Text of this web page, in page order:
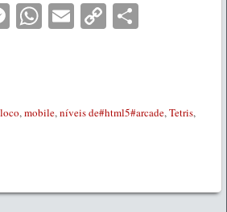
Messenger
WhatsApp
EmailCopy
,mobile,níveis de#html5#arcade,Tetris,